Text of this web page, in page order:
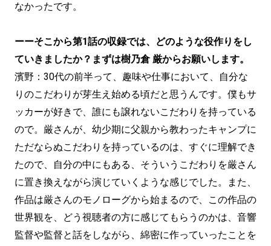
なかったです。
ーーそこから第1話の収録では、どのような役作りをし
ていきましたか？まずは樹乃倉 厳からお願いします。
濱野：30代の前半って、趣味や仕事において、自分な
りのこだわりが芽生え始める頃だと思うんです。僕もサ
ッカーが好きで、誰にも譲れないこだわりを持っている
ので。厳さんが、幼少期に父親から教わったキャンプに
ただならぬこだわりを持っているのは、すぐに理解でき
たので、自分の中にもある、そういうこだわりを厳さん
に置き換えながら演じていくような感じでした。また、
作品は厳さんのモノローグから始まるので、この作品の
世界観を、どう視聴者の方に感じてもらうのかは、音響
監督や監督と話をしながら、綿密に作っていったことを